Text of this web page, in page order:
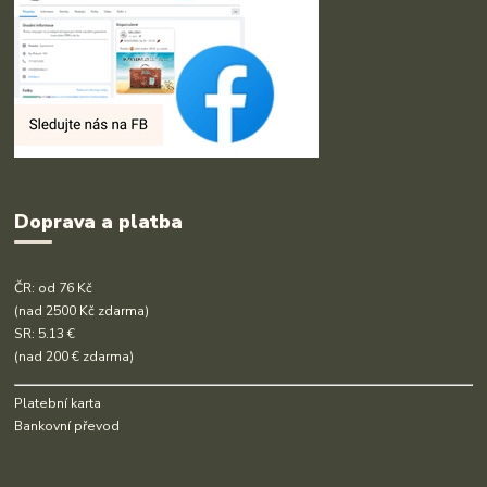
Doprava a platba
ČR: od 76 Kč
(nad 2500 Kč zdarma)
SR: 5.13 €
(nad 200 € zdarma)
Platební karta
Bankovní převod